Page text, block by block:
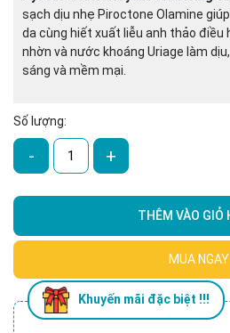
sạch dịu nhẹ Piroctone Olamine
da cùng hiết xuất liễu anh thảo điều
nhờn và nước khoáng Uriage làm
sáng và mềm mại.
Số lượng:
- +
THÊM VÀO GIỎ
MUA NGAY
Khuyến mãi đặc biệt !!!